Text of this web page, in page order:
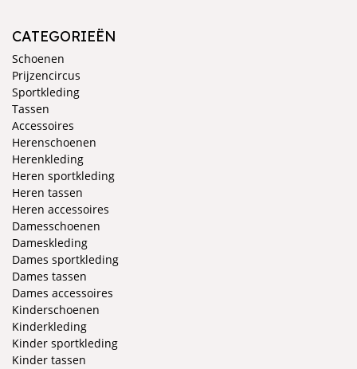
CATEGORIEËN
Schoenen
Prijzencircus
Sportkleding
Tassen
Accessoires
Herenschoenen
Herenkleding
Heren sportkleding
Heren tassen
Heren accessoires
Damesschoenen
Dameskleding
Dames sportkleding
Dames tassen
Dames accessoires
Kinderschoenen
Kinderkleding
Kinder sportkleding
Kinder tassen